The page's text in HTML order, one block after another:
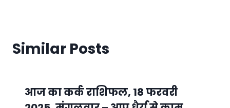
Similar Posts
आज का कर्क राशिफल, 18 फरवरी